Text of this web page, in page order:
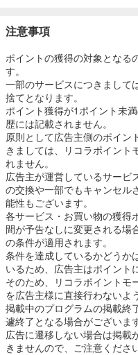
注意事項
ポイントの獲得の対象となる
す。
一部のサービスにつきまして
捨てとなります。
ポイント獲得が1ポイント未
歴には記載されません。
原則として広告主側のポイン
きましては、リコラポイント
れません。
広告主が運営しているサービ
の交換や一部でもキャンセル
能性もございます。
各サービス・お買い物の獲得
間が予告なしに変更される場
の条件が適用されます。
条件を達成しているかどうか
いるため、広告主はポイント
そのため、リコラポイントモ
を広告主様に直接行わないよ
掲載中のプログラムの掲載終
遽終了となる場合がございます
広告に遷移しない場合は掲載
きませんので、ご注意くださ